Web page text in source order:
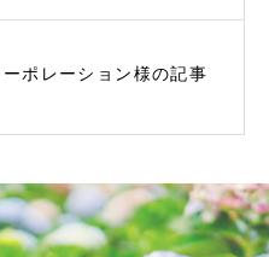
ポレーション様の記事